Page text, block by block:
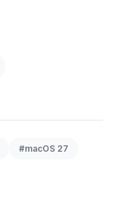
#macOS 27